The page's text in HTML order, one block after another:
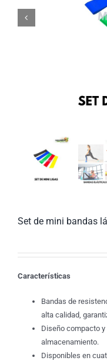

Set de mini bandas
Características
Bandas de
alta calidad,
Diseño compacto
almacenamiento.
Disponibles en